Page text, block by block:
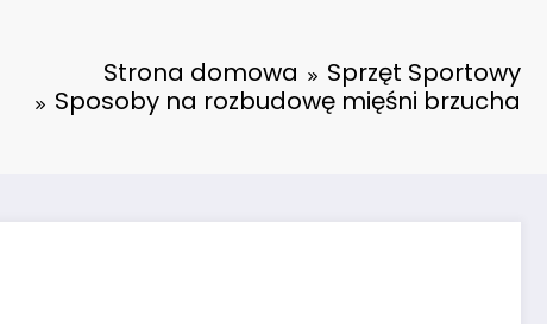
Strona domowa
Sprzęt Sportowy
Sposoby na rozbudowę mięśni brzucha